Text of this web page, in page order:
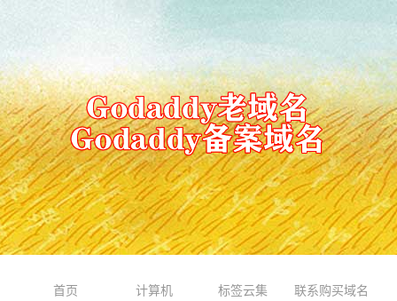
首页 计算机 标签云集 联系购买域名